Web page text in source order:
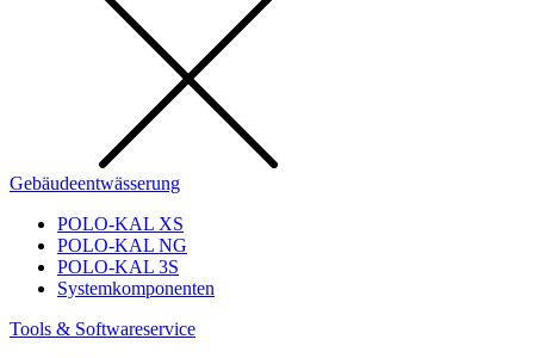
Gebäudeentwässerung
POLO-KAL XS
POLO-KAL NG
POLO-KAL 3S
Systemkomponenten
Tools & Softwareservice